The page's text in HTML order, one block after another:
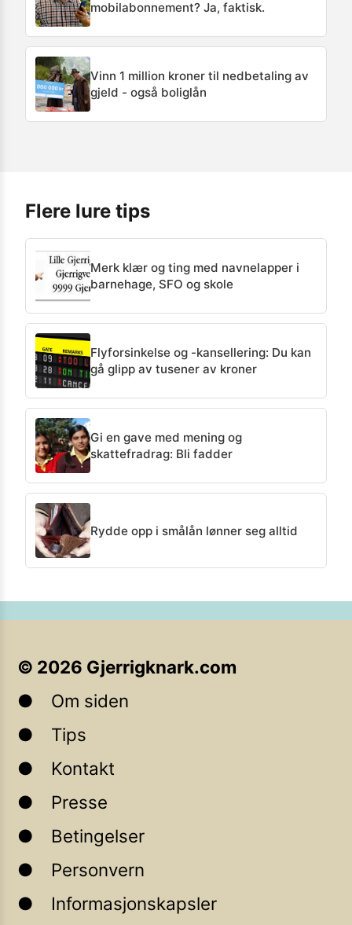
mobilabonnement? Ja, faktisk.
Vinn 1 million kroner til nedbetaling av
gjeld - også boliglån
Flere lure tips
Merk klær og ting med navnelapper i
barnehage, SFO og skole
Flyforsinkelse og -kansellering: Du kan
gå glipp av tusener av kroner
Gi en gave med mening og
skattefradrag: Bli fadder
Rydde opp i smålån lønner seg alltid
© 2026 Gjerrigknark.com
Om siden
Tips
Kontakt
Presse
Betingelser
Personvern
Informasjonskapsler